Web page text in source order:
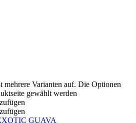
mehrere Varianten auf. Die Optionen
gewählt werden